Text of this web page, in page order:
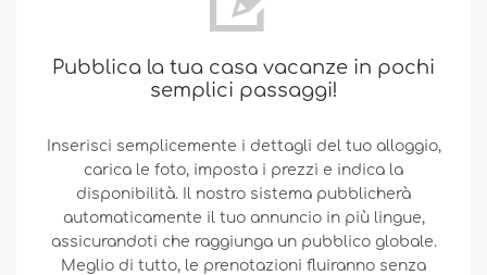
Pubblica la tua casa vacanze in pochi
semplici passaggi!
Inserisci semplicemente i dettagli del tuo alloggio,
carica le foto, imposta i prezzi e indica la
disponibilità. Il nostro sistema pubblicherà
automaticamente il tuo annuncio in più lingue,
assicurandoti che raggiunga un pubblico globale.
Meglio di tutto, le prenotazioni fluiranno senza